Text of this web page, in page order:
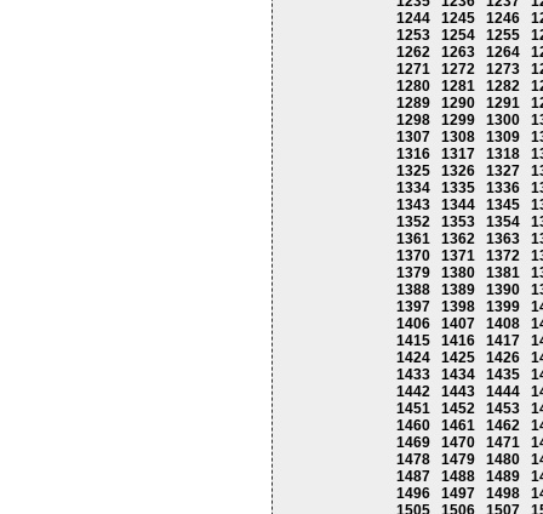
1244
1245 1246
1253
1254 1255
1262
1263 1264
1271
1272 1273
1280
1281 1282
1289
1290 1291
1298
1299 1300
1307
1308 1309
1316
1317 1318
1325
1326 1327
1334
1335 1336
1343
1344 1345
1352
1353 1354
1361
1362 1363
1370
1371 1372
1379
1380 1381
1388
1389 1390
1397
1398 1399
1406
1407 1408
1415
1416 1417
1424
1425 1426
1433
1434 1435
1442
1443 1444
1451
1452 1453
1460
1461 1462
1469
1470 1471
1478
1479 1480
1487
1488 1489
1496
1497 1498